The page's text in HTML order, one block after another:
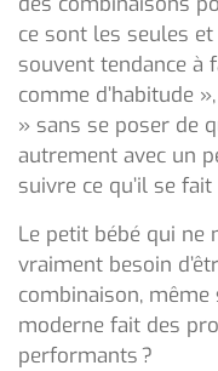
ce sont les seules
souvent tendance à
comme d’habitude
» sans se poser de
autrement avec un
suivre ce qu’il se
Le petit bébé qui ne
vraiment besoin
combinaison, même
moderne fait des
performants ?